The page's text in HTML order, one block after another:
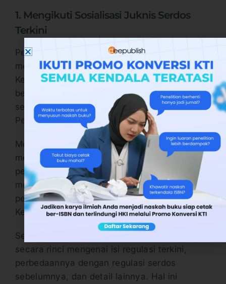
1. Mengikuti Sosialisasi Juknis Serdos
Terkini
Penyelenggaraan serdos di tahun 2026
mengikuti kebijakan baru. Yakni
Kepmendiktisaintek No. 135/M/KEP/2026 yang
berisi juknis pelaksanaan serdos. Juknis ini
sendiri menyesuaikan dengan isi dari
Permendiktisaintek No. 52 Tahun 2025.
Memahami adanya regulasi baru yang
mengatur pelaksanaan serdos. Maka dosen
perlu menanamkan kesadaran untuk
memahami regulasi tersebut. Langkah paling
pertama, mengikuti sosialisasinya dari
Kemdiktisaintek.
Sehingga bisa mendapatkan penjelasan
secara rinci mengenai isi regulasi terkini,
perbedaannya dengan regulasi serdos
sebelumnya, dan detail lainnya. Hal ini